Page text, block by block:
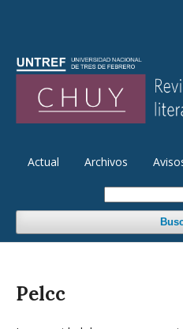
Actual Archivos
Pelcc